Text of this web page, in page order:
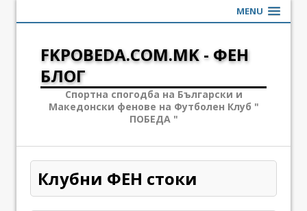
MENU
FKPOBEDA.COM.MK - ФЕН
БЛОГ
Спортна спогодба на Български и
Македонски фенове на Футболен Клуб "
ПОБЕДА "
Клубни ФЕН стоки